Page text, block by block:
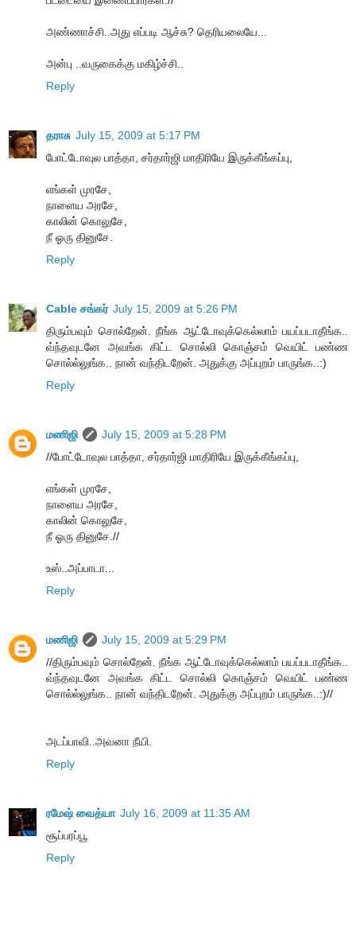
அண்ணாச்சி..அது எப்படி ஆச்சு? தெரியலையே...
அன்பு ..வருகைக்கு மகிழ்ச்சி..
Reply
தராசு July 15, 2009 at 5:17 PM
போட்டோவுல பாத்தா, சர்தார்ஜி மாதிரியே இருக்கீங்கப்பு,
எங்கள் முரசே,
நாளைய அரசே,
காலின் கொலுசே,
நீ ஓரு தினுசே.
Reply
Cable சங்கர் July 15, 2009 at 5:26 PM
திரும்பவும் சொல்றேன். நீங்க ஆட்டோவுக்கெல்லாம் பயப்படாதீங்க..
வ்ந்தவுடனே அவங்க கிட்ட சொல்லி கொஞ்சம் வெயிட் பண்ண
சொல்ல்லுங்க.. நான் வந்திடறேன். அதுக்கு அப்புறம் பாருங்க..:)
Reply
மணிஜி
July 15, 2009 at 5:28 PM
//போட்டோவுல பாத்தா, சர்தார்ஜி மாதிரியே இருக்கீங்கப்பு,
எங்கள் முரசே,
நாளைய அரசே,
காலின் கொலுசே,
நீ ஓரு தினுசே.//
உஸ்..அப்பாடா...
Reply
மணிஜி
July 15, 2009 at 5:29 PM
//திரும்பவும் சொல்றேன். நீங்க ஆட்டோவுக்கெல்லாம் பயப்படாதீங்க..
வ்ந்தவுடனே அவங்க கிட்ட சொல்லி கொஞ்சம் வெயிட் பண்ண
சொல்ல்லுங்க.. நான் வந்திடறேன். அதுக்கு அப்புறம் பாருங்க..:)//
அடப்பாவி..அவனா நீயி.
Reply
ரமேஷ் வைத்யா July 16, 2009 at 11:35 AM
சூப்பரப்பூ
Reply